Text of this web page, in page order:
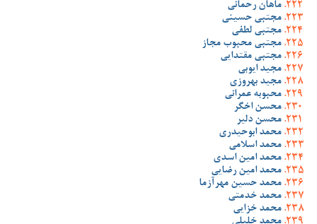
ماهان رحمانی
مجتبی حسینی
مجتبی لطفی
مجتبی محبوب مجاز
مجتبی مقتدایی
مجید ایوبی
مجید بهروزی
محبوبه عمرانی
محسن اخگر
محسن دلیر
محمد ابوحیدری
محمد اسلامی
محمد امین اسدی
محمد امین رضایی
محمد حسین مهرآزما
محمد خدمتی
محمد خزایی